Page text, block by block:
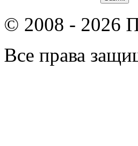
© 2008 - 2026
Все права